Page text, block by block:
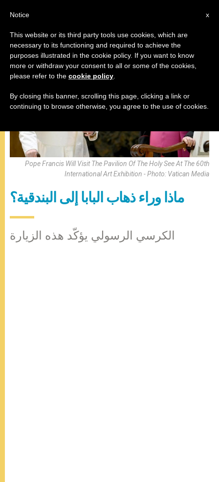
البابا فرنسيس,زيارات بابوية
Pope Francis Will Visit The Pavilion Of The Holy See At The 60th
International Art Exhibition - Photo: Vatican Media
ماذا وراء ذهاب البابا إلى البندقية؟
الكرسي الرسولي يؤكّد هذه الزيارة
x
Notice
This website or its third party tools use cookies, which are
necessary to its functioning and required to achieve the
purposes illustrated in the cookie policy. If you want to know
more or withdraw your consent to all or some of the cookies,
please refer to the cookie policy
By closing this banner, scrolling this page, clicking a link or
continuing to browse otherwise, you agree to the use of cookies.